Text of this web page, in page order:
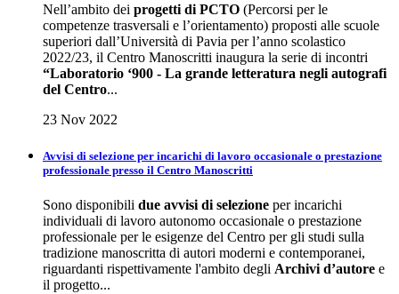
Nell’ambito dei progetti di PCTO (Percorsi per le
competenze trasversali e l’orientamento) proposti alle scuole
superiori dall’Università di Pavia per l’anno scolastico
2022/23, il Centro Manoscritti inaugura la serie di incontri
“Laboratorio ‘900 - La grande letteratura negli autografi
del Centro...
23 Nov 2022
Avvisi di selezione per incarichi di lavoro occasionale o prestazione
professionale presso il Centro Manoscritti
Sono disponibili due avvisi di selezione per incarichi
individuali di lavoro autonomo occasionale o prestazione
professionale per le esigenze del Centro per gli studi sulla
tradizione manoscritta di autori moderni e contemporanei,
riguardanti rispettivamente l'ambito degli Archivi d’autore e
il progetto...